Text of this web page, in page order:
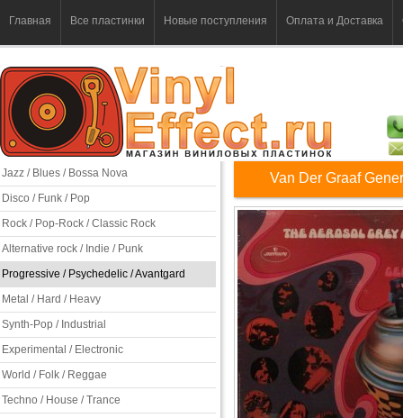
Главная Все пластинки Новые поступления Оплата и Доставка
Jazz / Blues / Bossa Nova
Disco / Funk / Pop
Rock / Pop-Rock / Classic Rock
Alternative rock / Indie / Punk
Progressive / Psychedelic / Avantgard
Metal / Hard / Heavy
Synth-Pop / Industrial
Experimental / Electronic
World / Folk / Reggae
Techno / House / Trance
Van Der Graaf